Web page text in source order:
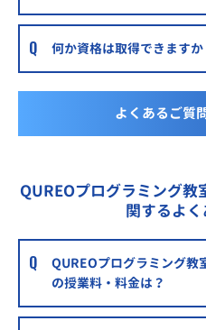
何か資格は取得できますか
よくあるご質
QUREOプログラミング教
関するよ
QUREOプログラミング教
の授業料・料金は？